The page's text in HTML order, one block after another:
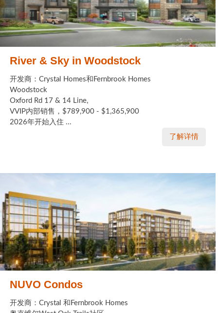
River & Sky in Woodstock
开发商：Crystal Homes和Fernbrook Homes
Woodstock
Oxford Rd 17 & 14 Line,
VVIP内部销售，$789,900 - $1,365,900
2026年开始入住 ...
了解详情
NUVO Condos
开发商：Crystal 和Fernbrook Homes